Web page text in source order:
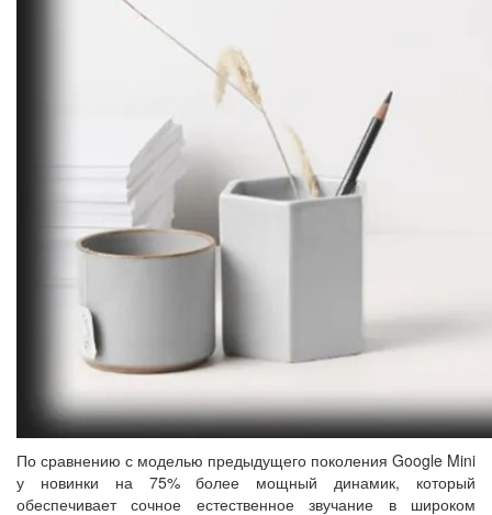
По сравнению с моделью предыдущего поколения Google Mini
у новинки на 75% более мощный динамик, который
обеспечивает сочное естественное звучание в широком